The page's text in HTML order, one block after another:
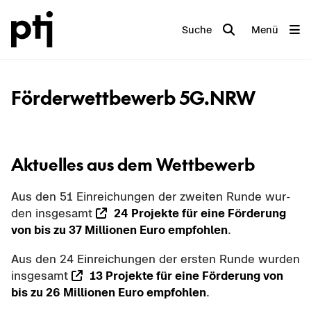
Suche Menü
För­der­wett­be­werb 5G.NRW
Ak­tu­el­les aus dem Wett­be­werb
Aus den 51 Ein­rei­chun­gen der zwei­ten Runde wur­
den ins­ge­samt
24 Pro­jek­te für eine För­de­rung
von bis zu 37 Mil­lio­nen Euro emp­foh­len.
Aus den 24 Ein­rei­chun­gen der ers­ten Runde wur­den
ins­ge­samt
13 Pro­jek­te für eine För­de­rung von
bis zu 26 Mil­lio­nen Euro emp­foh­len.